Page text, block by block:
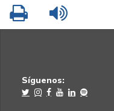
Imprimir
Síguenos: